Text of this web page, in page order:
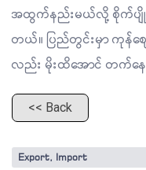
အထွက်နည်းမယ်လို့ စိုက်ပျိုးရ
တယ်။ ပြည်တွင်းမှာ ကုန်ဈ
လည်း မိုးထိအောင် တက်န
<< Back
Export, Import